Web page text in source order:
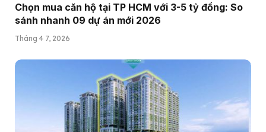
Chọn mua căn hộ tại TP HCM với 3-5 tỷ đồng: So
sánh nhanh 09 dự án mới 2026
Tháng 4 7, 2026